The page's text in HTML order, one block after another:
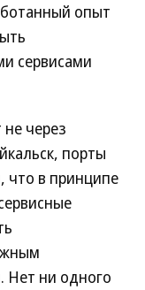
опыт
сервисами
через
порты
что в принципе
Нет ни одного